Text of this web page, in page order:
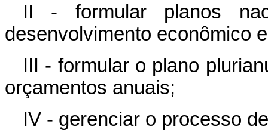
II - formular planos
desenvolvimento econômico
III - formular o plano
orçamentos anuais;
IV - gerenciar o processo